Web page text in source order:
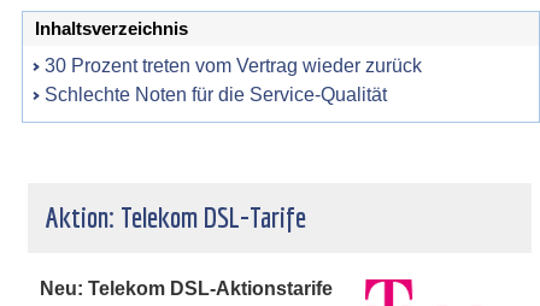
Inhaltsverzeichnis
30 Prozent treten vom Vertrag wieder zurück
Schlechte Noten für die Service-Qualität
Aktion: Telekom DSL-Tarife
Neu: Telekom DSL-Aktionstarife